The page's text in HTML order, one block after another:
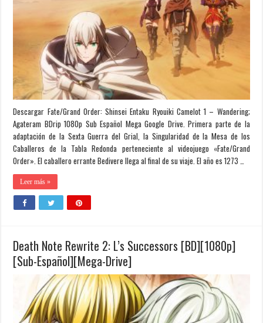
Descargar Fate/Grand Order: Shinsei Entaku Ryouiki Camelot 1 – Wandering;
Agateram BDrip 1080p Sub Español Mega Google Drive. Primera parte de la
adaptación de la Sexta Guerra del Grial, la Singularidad de la Mesa de los
Caballeros de la Tabla Redonda perteneciente al videojuego «Fate/Grand
Order». El caballero errante Bedivere llega al final de su viaje. El año es 1273 …
Leer más »
Death Note Rewrite 2: L’s Successors [BD][1080p]
[Sub-Español][Mega-Drive]